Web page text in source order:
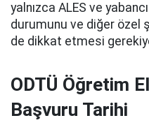
yalnızca ALES ve
durumunu ve diğer özel
de dikkat etmesi
ODTÜ Öğretim
Başvuru Tarihi